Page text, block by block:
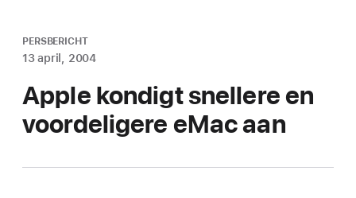
PERSBERICHT
13 april, 2004
Apple kondigt snellere en
voordeligere eMac aan